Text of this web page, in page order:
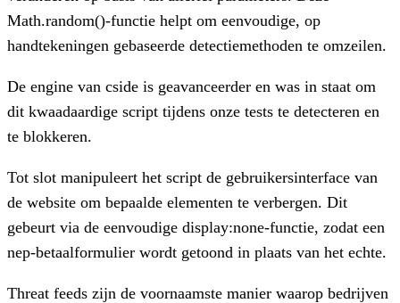
Math.random()-functie helpt om eenvoudige, op
handtekeningen gebaseerde detectiemethoden te omzeilen.
De engine van cside is geavanceerder en was in staat om
dit kwaadaardige script tijdens onze tests te detecteren en
te blokkeren.
Tot slot manipuleert het script de gebruikersinterface van
de website om bepaalde elementen te verbergen. Dit
gebeurt via de eenvoudige display:none-functie, zodat een
nep-betaalformulier wordt getoond in plaats van het echte.
Threat feeds zijn de voornaamste manier waarop bedrijven